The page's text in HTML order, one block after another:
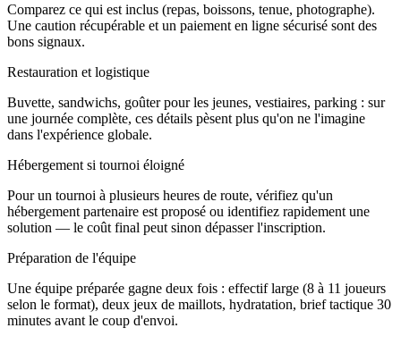
Comparez ce qui est inclus (repas, boissons, tenue, photographe).
Une caution récupérable et un paiement en ligne sécurisé sont des
bons signaux.
Restauration et logistique
Buvette, sandwichs, goûter pour les jeunes, vestiaires, parking : sur
une journée complète, ces détails pèsent plus qu'on ne l'imagine
dans l'expérience globale.
Hébergement si tournoi éloigné
Pour un tournoi à plusieurs heures de route, vérifiez qu'un
hébergement partenaire est proposé ou identifiez rapidement une
solution — le coût final peut sinon dépasser l'inscription.
Préparation de l'équipe
Une équipe préparée gagne deux fois : effectif large (8 à 11 joueurs
selon le format), deux jeux de maillots, hydratation, brief tactique 30
minutes avant le coup d'envoi.